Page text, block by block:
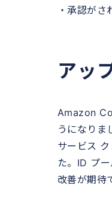
・承認が
アッ
Amazon
うになりま
サービス
た。ID プ
改善が期待